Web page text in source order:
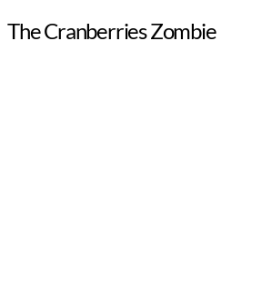
The Cranberries Zombie